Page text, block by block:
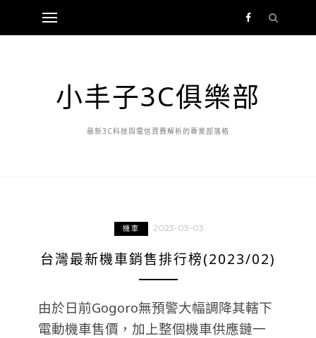
小丰子3C俱樂部
最新3C科技與電信資費解析的專業部落格
機車 2023-03-03
台灣最新機車銷售排行榜(2023/02)
由於日前Gogoro無預警大幅調降其轄下
電動機車售價，加上整個機車供應鏈一